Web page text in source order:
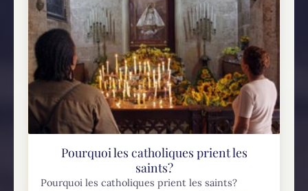
Pourquoi les catholiques prient les
saints?
Pourquoi les catholiques prient les saints?